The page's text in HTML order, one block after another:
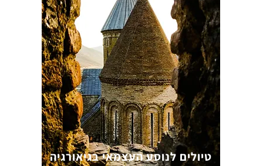
טיולים לנוסע העצמאי בגיאורגיה